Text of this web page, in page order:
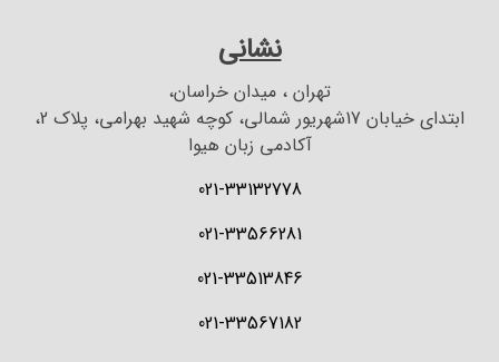
نشانی
تهران ، میدان خراسان،
ابتدای خیابان 17شهریور شمالی، کوچه شهید بهرامی، پلاک 2،
آکادمی زبان هیوا
021-33132778
021-33566281
021-33513846
021-33567182